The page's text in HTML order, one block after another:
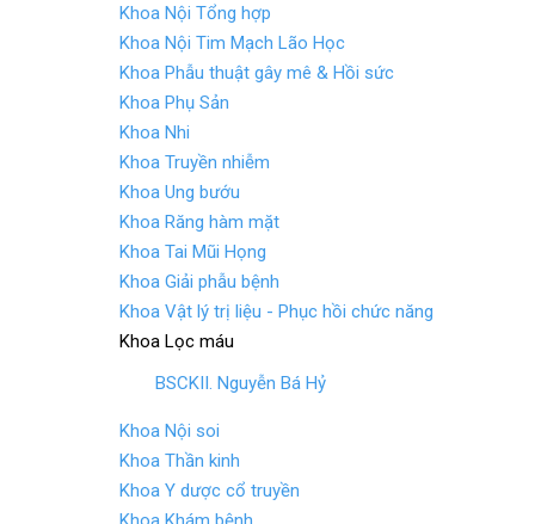
Khoa Nội Tổng hợp
Khoa Nội Tim Mạch Lão Học
Khoa Phẫu thuật gây mê & Hồi sức
Khoa Phụ Sản
Khoa Nhi
Khoa Truyền nhiễm
Khoa Ung bướu
Khoa Răng hàm mặt
Khoa Tai Mũi Họng
Khoa Giải phẫu bệnh
Khoa Vật lý trị liệu - Phục hồi chức năng
Khoa Lọc máu
BSCKII. Nguyễn Bá Hỷ
Khoa Nội soi
Khoa Thần kinh
Khoa Y dược cổ truyền